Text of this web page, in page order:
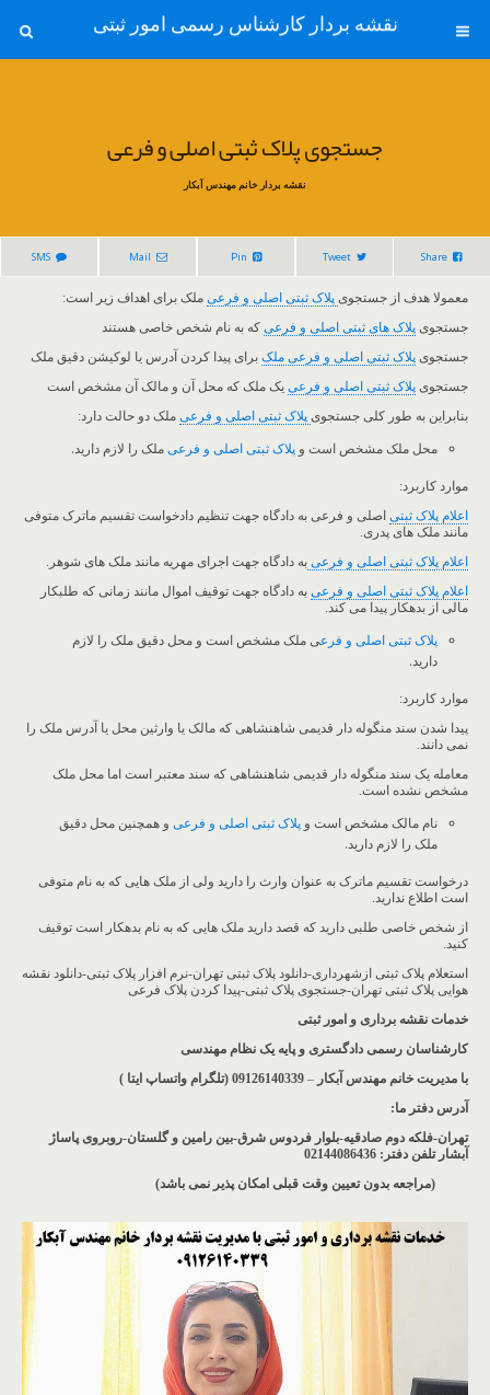
نقشه بردار کارشناس رسمی امور ثبتی
جستجوی پلاک ثبتی اصلی و فرعی
نقشه بردار خانم مهندس آبکار
Share
Tweet
Pin
Mail
SMS
معمولا هدف از جستجوی پلاک ثبتی اصلی و فرعی ملک برای اهداف زیر است:
جستجوی پلاک های ثبتی اصلی و فرعی که به نام شخص خاصی هستند
جستجوی پلاک ثبتی اصلی و فرعی ملک برای پیدا کردن آدرس یا لوکیشن دقیق ملک
جستجوی پلاک ثبتی اصلی و فرعی یک ملک که محل آن و مالک آن مشخص است
بنابراین به طور کلی جستجوی پلاک ثبتی اصلی و فرعی ملک دو حالت دارد:
محل ملک مشخص است وپلاک ثبتی اصلی و فرعیملک را لازم دارید.
موارد کاربرد:
اعلام پلاک ثبتی اصلی و فرعی به دادگاه جهت تنظیم دادخواست تقسیم ماترک متوفی
مانند ملک های پدری.
اعلام پلاک ثبتی اصلی و فرعی به دادگاه جهت اجرای مهریه مانند ملک های شوهر.
اعلام پلاک ثبتی اصلی و فرعی به دادگاه جهت توقیف اموال مانند زمانی که طلبکار
مالی از بدهکار پیدا می کند.
پلاک ثبتی اصلی و فرعی ملک مشخص است و محل دقیق ملک را لازم
دارید.
موارد کاربرد:
پیدا شدن سند منگوله دار قدیمی شاهنشاهی که مالک یا وارثین محل یا آدرس ملک را
نمی دانند.
معامله یک سند منگوله دار قدیمی شاهنشاهی که سند معتبر است اما محل ملک
مشخص نشده است.
نام مالک مشخص است وپلاک ثبتی اصلی و فرعی و همچنین محل دقیق
ملک را لازم دارید.
درخواست تقسیم ماترک به عنوان وارث را دارید ولی از ملک هایی که به نام متوفی
است اطلاع ندارید.
از شخص خاصی طلبی دارید که قصد دارید ملک هایی که به نام بدهکار است توقیف
کنید.
استعلام پلاک ثبتی ازشهرداری-دانلود پلاک ثبتی تهران-نرم افزار پلاک ثبتی-دانلود نقشه
هوایی پلاک ثبتی تهران-جستجوی پلاک ثبتی-پیدا کردن پلاک فرعی
خدمات نقشه برداری و امور ثبتی
کارشناسان رسمی دادگستری و پایه یک نظام مهندسی
با مدیریت خانم مهندس آبکار – 09126140339 (تلگرام واتساپ ایتا )
آدرس دفتر ما:
تهران-فلکه دوم صادقیه-بلوار فردوس شرق-بین رامین و گلستان-روبروی پاساژ
آبشار تلفن دفتر: 02144086436
(مراجعه بدون تعیین وقت قبلی امکان پذیر نمی باشد)